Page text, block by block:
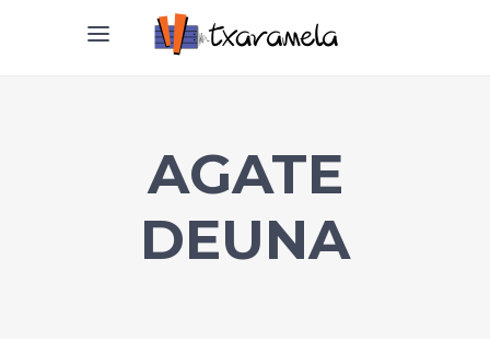
AGATE
DEUNA